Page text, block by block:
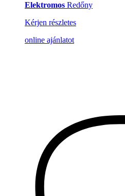
Elektromos Redőny
Kérjen részletes
online ajánlatot